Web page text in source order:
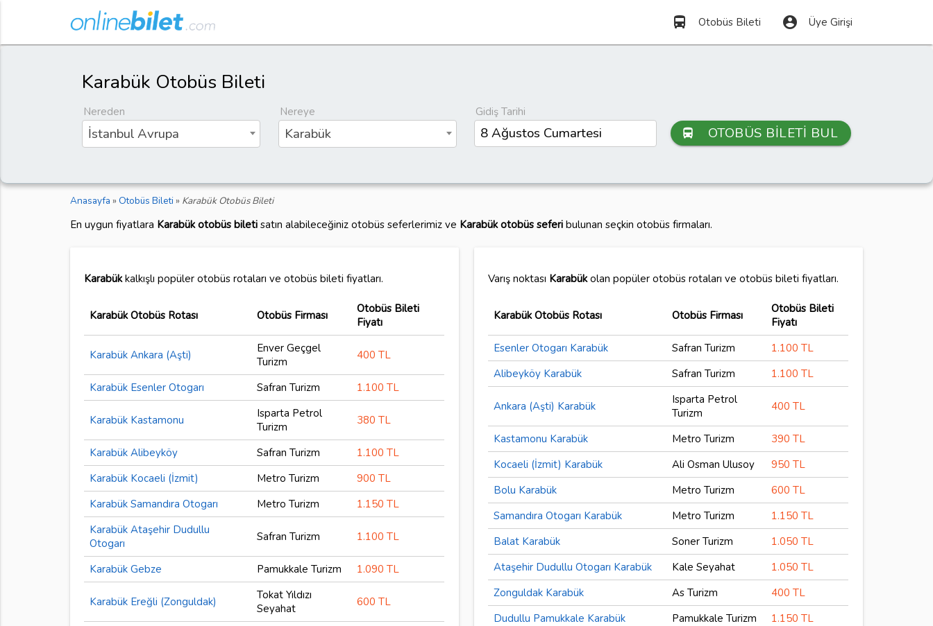
directions_bus Otobüs Bileti account_circle Üye Girişi
Karabük Otobüs Bileti
Nereden
İstanbul Avrupa
Nereye
Karabük
Gidiş Tarihi
directions_bus
OTOBÜS BİLETİ BUL
Anasayfa » Otobüs Bileti » Karabük Otobüs Bileti
En uygun fiyatlara Karabük otobüs biletisatın alabileceğiniz otobüs seferlerimiz ve Karabük otobüs seferibulunan seçkin otobüs firmaları.
Karabükkalkışlı popüler otobüs rotaları ve otobüs bileti fiyatları.
Karabük Otobüs Rotası Otobüs Firması
Otobüs Bileti
Fiyatı
Karabük Ankara (Aşti)
Enver Geçgel
Turizm
400 TL
Karabük Esenler Otogarı Safran Turizm 1.100 TL
Karabük Kastamonu
Isparta Petrol
Turizm
380 TL
Karabük Alibeyköy Safran Turizm
1.100 TL
Karabük Kocaeli (İzmit)
Metro Turizm
900 TL
Karabük Samandıra Otogarı
Metro Turizm
1.150 TL
Karabük Ataşehir Dudullu
Otogarı
Safran Turizm 1.100 TL
Karabük Gebze Pamukkale Turizm 1.090 TL
Karabük Ereğli (Zonguldak)
Tokat Yıldızı
Seyahat
600 TL
Varış noktası Karabükolan popüler otobüs rotaları ve otobüs bileti fiyatları.
Karabük Otobüs Rotası Otobüs Firması
Otobüs Bileti
Fiyatı
Esenler Otogarı Karabük
Safran Turizm
1.100 TL
Alibeyköy Karabük
Safran Turizm 1.100 TL
Ankara (Aşti) Karabük
Isparta Petrol
Turizm
400 TL
Kastamonu Karabük Metro Turizm
390 TL
Kocaeli (İzmit) Karabük
Ali Osman Ulusoy
950 TL
Bolu Karabük
Metro Turizm
600 TL
Samandıra Otogarı Karabük
Metro Turizm
1.150 TL
Balat Karabük
Soner Turizm
1.050 TL
Ataşehir Dudullu Otogarı Karabük
Kale Seyahat
1.050 TL
Zonguldak Karabük
As Turizm
400 TL
Dudullu Pamukkale Karabük
Pamukkale Turizm
1.150 TL